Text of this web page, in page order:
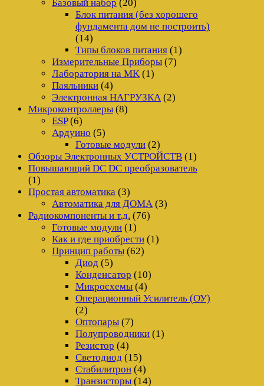
Базовый набор (20)
Блок питания (без хорошего
фундамента дом не построить)
(14)
Типы блоков питания (1)
Измерительные Приборы (7)
Лаборатория на MK (1)
Паяльники (4)
Электронная НАГРУЗКА (2)
Микроконтроллеры (8)
ESP(6)
Ардуино (5)
Готовые модули (2)
Обзоры Электронных УСТРОЙСТВ (1)
Повышающий DC DC преобразователь
(1)
Простая автоматика (3)
Автоматика для ДОМА (3)
Радиокомпоненты и т.д. (76)
Готовые модули (1)
Как и где приобрести (1)
Принцип работы (62)
Диод (5)
Конденсатор (10)
Микросхемы (4)
Операционный Усилитель (ОУ)
(2)
Оптопары (7)
Полупроводники (1)
Резистор (4)
Светодиод (15)
Стабилитрон (4)
Транзисторы (14)